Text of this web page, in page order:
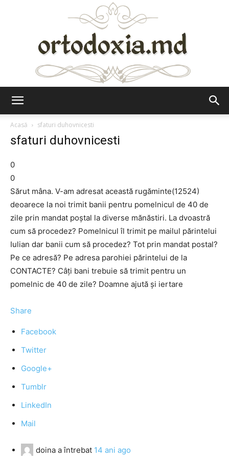
Acasă
sfaturi duhovnicesti
sfaturi duhovnicesti
0
0
Sărut mâna. V-am adresat această rugăminte(12524)
deoarece la noi trimit banii pentru pomelnicul de 40 de
zile prin mandat poștal la diverse mănăstiri. La dvoastră
cum să procedez? Pomelnicul îl trimit pe mailul părintelui
Iulian dar banii cum să procedez? Tot prin mandat postal?
Pe ce adresă? Pe adresa parohiei părintelui de la
CONTACTE? Câți bani trebuie să trimit pentru un
pomelnic de 40 de zile? Doamne ajută și iertare
Share
Facebook
Twitter
Google+
Tumblr
LinkedIn
Mail
doina a întrebat 14 ani ago